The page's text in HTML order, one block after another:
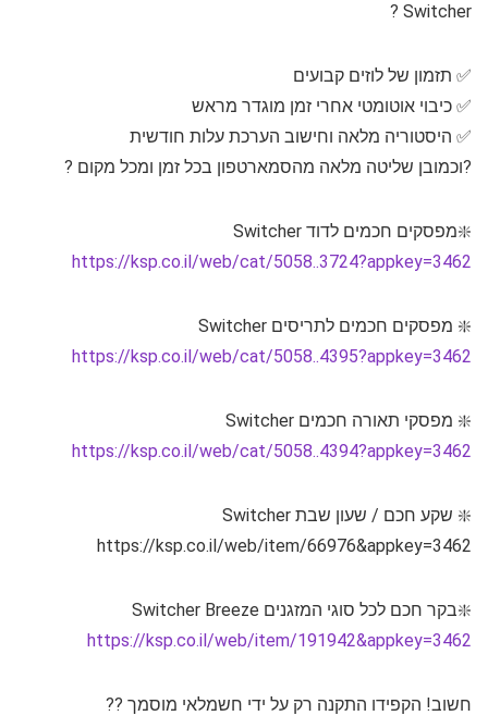
Switcher ?
✅️ תזמון של לוזים קבועים
✅️ כיבוי אוטומטי אחרי זמן מוגדר מראש
✅️ היסטוריה מלאה וחישוב הערכת עלות חודשית
?וכמובן שליטה מלאה מהסמארטפון בכל זמן ומכל מקום ?
❇️מפסקים חכמים לדוד Switcher
https://ksp.co.il/web/cat/5058..3724?appkey=3462
❇️ מפסקים חכמים לתריסים Switcher
https://ksp.co.il/web/cat/5058..4395?appkey=3462
❇️ מפסקי תאורה חכמים Switcher
https://ksp.co.il/web/cat/5058..4394?appkey=3462
❇️ שקע חכם / שעון שבת Switcher
https://ksp.co.il/web/item/66976&appkey=3462
❇️בקר חכם לכל סוגי המזגנים Switcher Breeze
https://ksp.co.il/web/item/191942&appkey=3462
חשוב! הקפידו התקנה רק על ידי חשמלאי מוסמך ?‍?